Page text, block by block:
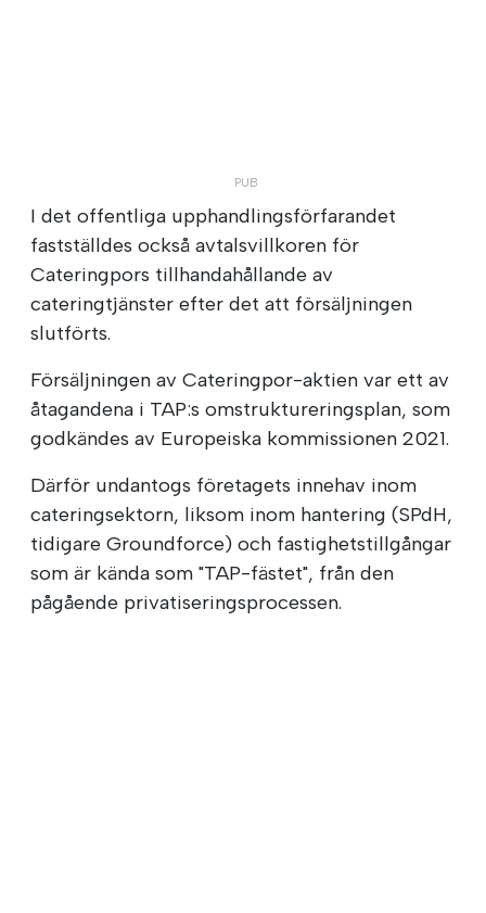
I det offentliga upphandlingsförfarandet
fastställdes också avtalsvillkoren för
Cateringpors tillhandahållande av
cateringtjänster efter det att försäljningen
slutförts.
Försäljningen av Cateringpor-aktien var ett av
åtagandena i TAP:s omstruktureringsplan, som
godkändes av Europeiska kommissionen 2021.
Därför undantogs företagets innehav inom
cateringsektorn, liksom inom hantering (SPdH,
tidigare Groundforce) och fastighetstillgångar
som är kända som "TAP-fästet", från den
pågående privatiseringsprocessen.